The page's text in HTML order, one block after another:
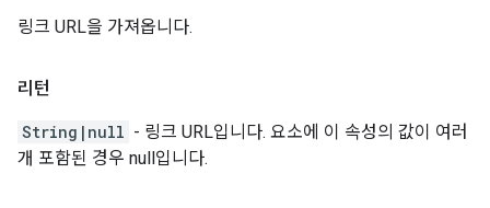
링크 URL을 가져옵니다.
리턴
String|null - 링크 URL입니다. 요소에 이 속성의 값이 여러
개 포함된 경우 null입니다.